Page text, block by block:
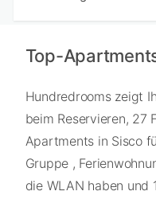
Top-
Hundredrooms zeigt
beim Reservieren, 27
Apartments in Sisco
Gruppe ,
die WLAN haben und